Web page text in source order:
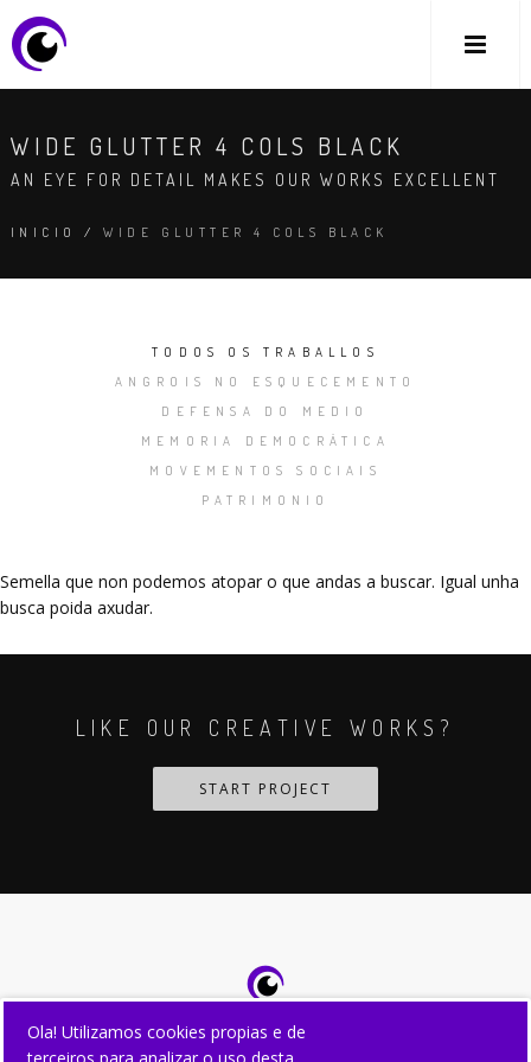
WIDE GLUTTER 4 COLS BLACK
AN EYE FOR DETAIL MAKES OUR WORKS EXCELLENT
INICIO / WIDE GLUTTER 4 COLS BLACK
TODOS OS TRABALLOS
ANGROIS NO ESQUECEMENTO
DEFENSA DO MEDIO
MEMORIA DEMOCRÁTICA
MOVEMENTOS SOCIAIS
PATRIMONIO
Semella que non podemos atopar o que andas a buscar. Igual unha
busca poida axudar.
LIKE OUR CREATIVE WORKS?
START PROJECT
Ola! Utilizamos cookies propias e de